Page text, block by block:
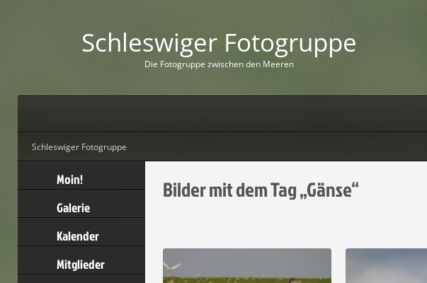
Schleswiger Fotogruppe
Die Fotogruppe zwischenden Meeren
Schleswiger Fotogruppe
Moin!
Galerie
Kalender
Mitglieder
Bilder mit dem Tag „Gänse“